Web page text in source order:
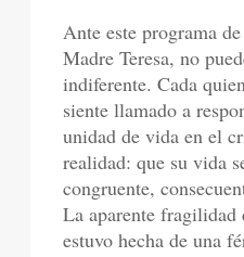
Ante este programa
Madre Teresa, no
indiferente. Cada
siente llamado a
unidad de vida en el
realidad: que su vida
congruente,
La aparente fragilidad
estuvo hecha de una